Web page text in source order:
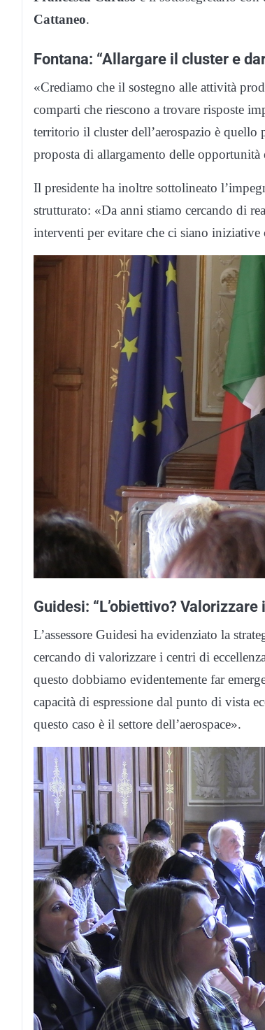
Cattaneo.
Fontana: “Allargare il cluster e
«Crediamo che il sostegno alle attività
comparti che riescono a trovare risposte
territorio il cluster dell’aerospazio è
proposta di allargamento delle
Il presidente ha inoltre sottolineato
strutturato: «Da anni stiamo cercando di
interventi per evitare che ci siano
Guidesi: “L’obiettivo?
L’assessore Guidesi ha evidenziato la
cercando di valorizzare i centri di
questo dobbiamo evidentemente far
capacità di espressione dal punto di vista
questo caso è il settore dell’aerospace».